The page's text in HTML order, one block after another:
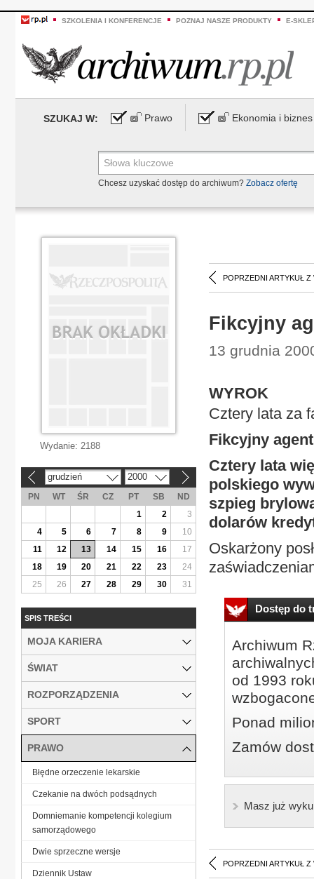
SZKOLENIA I KONFERENCJE POZNAJ NASZE PRODUKTY E-
SZUKAJ W: Prawo Ekonomia i biznes
Chcesz uzyskać dostęp do archiwum? Zobacz ofertę
POPRZEDNI ARTYKUŁ Z
Fikcyjny
13 grudnia
WYROK
Cztery lata za
Fikcyjny
Cztery lata
polskiego
szpieg
dolarów
Oskarżony
Dostęp do
Archiwum
od 1993
Ponad
Zamów
Masz już
POPRZEDNI ARTYKUŁ Z
Wydanie: 2188
grudzień 2000
PN WT ŚR CZ PT SB
ND
1
2
3
4
5 6 7 8 9
10
11
12 13 14 15 16
17
18
19 20 21 22 23
24
25
26 27 28 29 30 31
SPIS TREŚCI
MOJA KARIERA
ŚWIAT
ROZPORZĄDZENIA
SPORT
PRAWO
Błędne orzeczenie lekarskie
Czekanie na dwóch podsądnych
Domniemanie kompetencji kolegium
samorządowego
Dwie sprzeczne wersje
Dziennik Ustaw